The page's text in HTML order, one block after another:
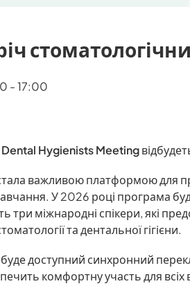
- 17:00
Hygienists Meeting
важливою платформою для
У 2026 році програма
три міжнародні спікери, які
та дентальної гігієни.
буде доступний синхронний
комфортну участь для всіх